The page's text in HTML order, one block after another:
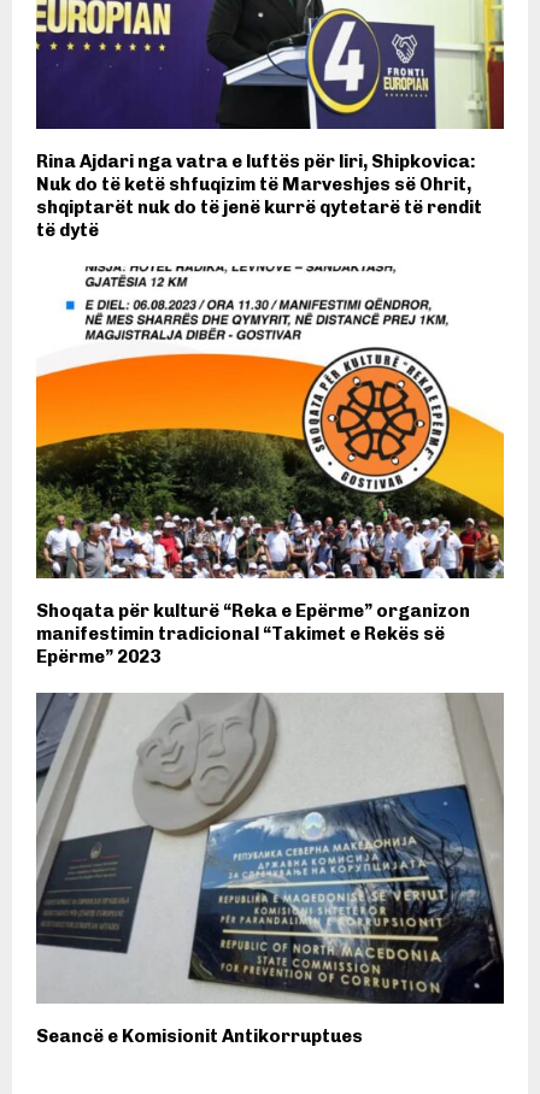
Rina Ajdari nga vatra e luftës për liri, Shipkovica:
Nuk do të ketë shfuqizim të Marveshjes së Ohrit,
shqiptarët nuk do të jenë kurrë qytetarë të rendit
të dytë
Shoqata për kulturë “Reka e Epërme” organizon
manifestimin tradicional “Takimet e Rekës së
Epërme” 2023
Seancë e Komisionit Antikorruptues